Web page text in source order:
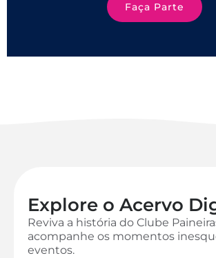
Faça Parte
Explore o Acervo
Reviva a história do Clube
acompanhe os momentos
eventos.